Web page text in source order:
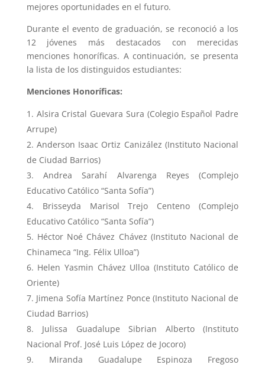
mejores oportunidades en el futuro.
Durante el evento de graduación, se reconoció a los
12 jóvenes más destacados con merecidas
menciones honoríficas. A continuación, se presenta
la lista de los distinguidos estudiantes:
Menciones Honoríficas:
Alsira Cristal Guevara Sura (Colegio Español Padre
Arrupe)
Anderson Isaac Ortiz Canizález (Instituto Nacional
de Ciudad Barrios)
Andrea Sarahí Alvarenga Reyes (Complejo
Educativo Católico “Santa Sofía”)
Brisseyda Marisol Trejo Centeno (Complejo
Educativo Católico “Santa Sofía”)
Héctor Noé Chávez Chávez (Instituto Nacional de
Chinameca “Ing. Félix Ulloa”)
Helen Yasmin Chávez Ulloa (Instituto Católico de
Oriente)
Jimena Sofía Martínez Ponce (Instituto Nacional de
Ciudad Barrios)
Julissa Guadalupe Sibrian Alberto (Instituto
Nacional Prof. José Luis López de Jocoro)
Miranda Guadalupe Espinoza Fregoso